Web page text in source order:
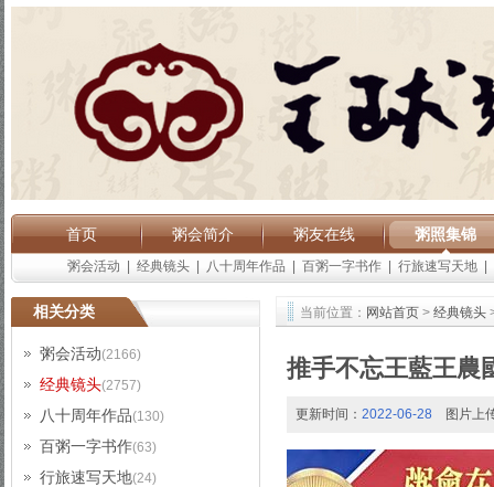
首页 粥会简介 粥友在线 粥照集锦
粥会活动 经典镜头 八十周年作品 百粥一字书作 行旅速写天地
相关分类
粥会活动(2166)
经典镜头(2757)
八十周年作品(130)
百粥一字书作(63)
行旅速写天地(24)
当前位置： 网站首页 > 经典镜头
推手不忘王藍王農
更新时间： 2022-06-28 图片上